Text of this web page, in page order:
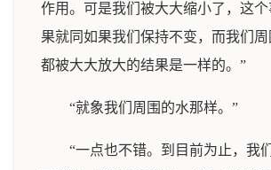
作用。可是我们被大大缩小了，这
果就同如果我们保持不变，而我们
都被大大放大的结果是一样的。”
“就象我们周围的水那样。”
“一点也不错。到目前为止，我